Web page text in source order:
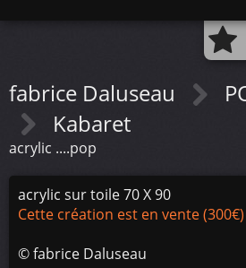
fabrice Daluseau
Kabaret
acrylic ....pop
acrylic sur toile 70 X 90
Cette création est en vente (300€)
©fabrice Daluseau